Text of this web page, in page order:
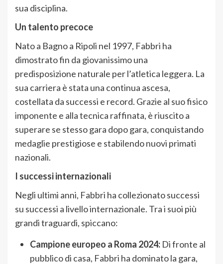
sua disciplina.
Un talento precoce
Nato a Bagno a Ripoli nel 1997, Fabbri ha
dimostrato fin da giovanissimo una
predisposizione naturale per l’atletica leggera. La
sua carriera è stata una continua ascesa,
costellata da successi e record. Grazie al suo fisico
imponente e alla tecnica raffinata, è riuscito a
superare se stesso gara dopo gara, conquistando
medaglie prestigiose e stabilendo nuovi primati
nazionali.
I successi internazionali
Negli ultimi anni, Fabbri ha collezionato successi
su successi a livello internazionale. Tra i suoi più
grandi traguardi, spiccano:
Campione europeo a Roma 2024: Di fronte al
pubblico di casa, Fabbri ha dominato la gara,